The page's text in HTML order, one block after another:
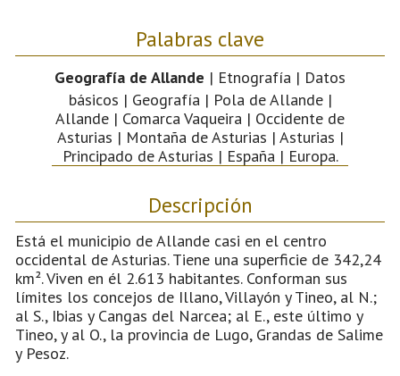
Palabras clave
Geografía de Allande | Etnografía | Datos
básicos | Geografía | Pola de Allande |
Allande | Comarca Vaqueira | Occidente de
Asturias | Montaña de Asturias | Asturias |
Principado de Asturias | España | Europa.
Descripción
Está el municipio de Allande casi en el centro
occidental de Asturias. Tiene una superficie de 342,24
km². Viven en él 2.613 habitantes. Conforman sus
límites los concejos de Illano, Villayón y Tineo, al N.;
al S., Ibias y Cangas del Narcea; al E., este último y
Tineo, y al O., la provincia de Lugo, Grandas de Salime
y Pesoz.